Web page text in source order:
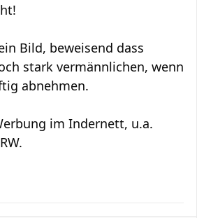
Bild, beweisend dass
stark vermännlichen, wenn
abnehmen.
im Indernett, u.a.